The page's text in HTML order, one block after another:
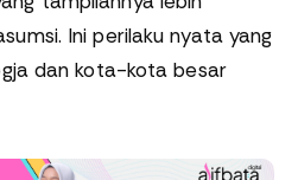
Ini perilaku nyata yang
dan kota-kota besar